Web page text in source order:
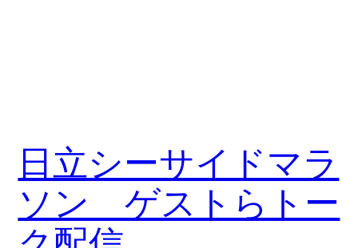
日立シーサイドマラ
ソン ゲストらトー